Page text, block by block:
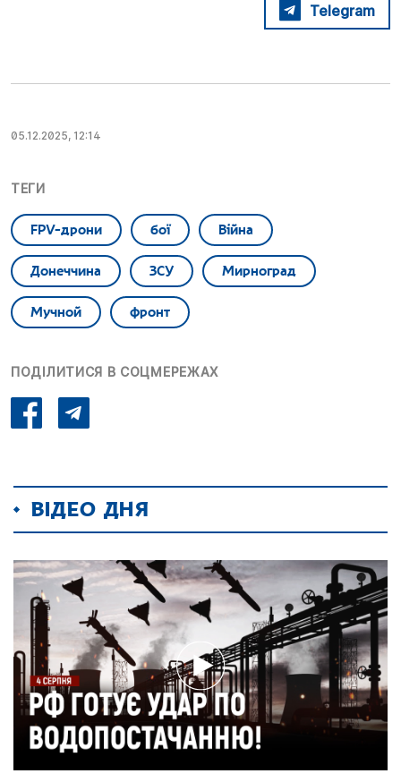
Telegram
05.12.2025, 12:14
ТЕГИ
FPV-дрони бої Війна
Донеччина ЗСУ Мирноград
Мучной фронт
ПОДІЛИТИСЯ В СОЦМЕРЕЖАХ
ВІДЕО ДНЯ